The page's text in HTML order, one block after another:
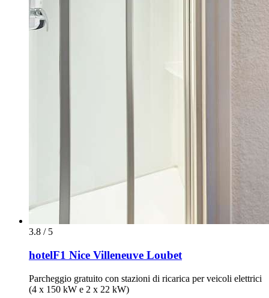
3.8 / 5
hotelF1 Nice Villeneuve Loubet
Parcheggio gratuito con stazioni di ricarica per veicoli elettrici
(4 x 150 kW e 2 x 22 kW)